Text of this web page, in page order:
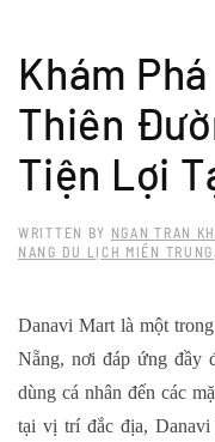
Skip to main content
Khám
Thiên
Tiện Lợi
WRITTEN BY NGAN TRAN
NANG DU LỊCH MIỀN TRUNG
Danavi Mart là một
Nẵng, nơi đáp ứng đầy
dùng cá nhân đến các
tại vị trí đắc địa,